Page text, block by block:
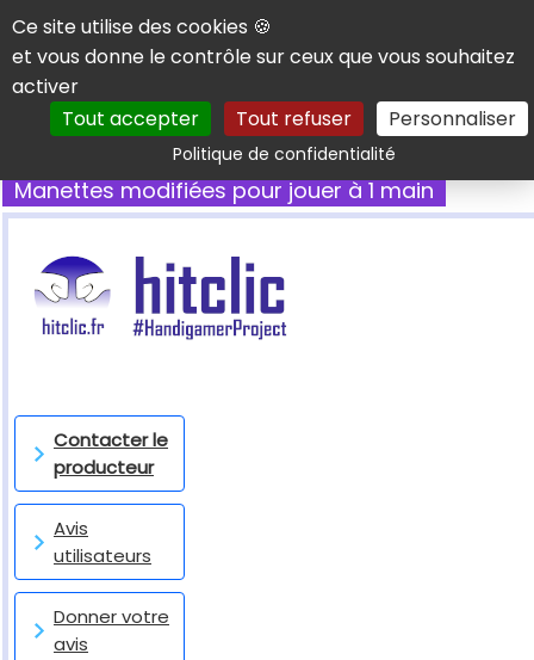
Panneau de gestion des cookies
Ce site utilise des cookies 🍪
et vous donne le contrôle sur ceux que vous souhaitez
activer
Tout accepter
Tout refuser Personnaliser
Politique de confidentialitéRechercher
Manettes modifiées pour jouer à 1 main
Contacter le
producteur
Avis
utilisateurs
Donner votre
avis